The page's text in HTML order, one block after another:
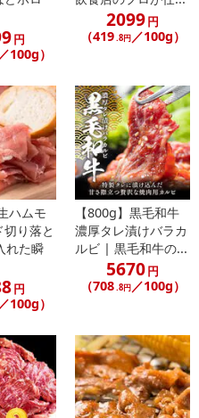
180日※パッケージに記載
記載と異なる場合がございま
部まで十分に火を通し加熱して
下さい）。
上がり下さい。
て】
配送日数などにより異なります
円
100g）
2099円
（419.8円／100g）
ハムモ
り落と
れた瞬
円
100g）
【800g】黒毛和牛
濃厚タレ漬けバラカ
ルビ | 黒毛和牛の...
5670円
（708.8円／100g）